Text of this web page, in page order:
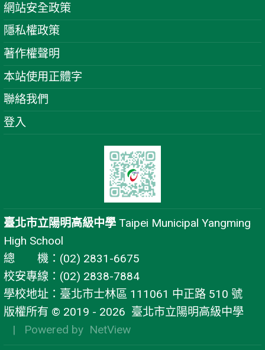
網站安全政策
隱私權政策
著作權聲明
本站使用正體字
聯絡我們
登入
臺北市立陽明高級中學 Taipei Municipal Yangming
High School
總 機：(02) 2831-6675
校安專線：(02) 2838-7884
學校地址：臺北市士林區 111061 中正路 510 號
版權所有 © 2019 - 2026 臺北市立陽明高級中學
| Powered by NetView